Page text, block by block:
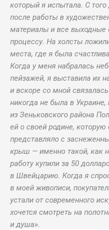
который я испытала. С
после работы в
материалы и все выходные
процессу. На холсты
места, где я была
Когда у меня набралась
пейзажей, я выставила их
и вскоре со мной
никогда не была в
из Зеньковского района
ей о своей родине,
представляло с
крыш — именно такой, как
работу купили за 50
в Швейцарию. Когда я
в моей живописи,
устали от современного
хочется смотреть на
и душа».